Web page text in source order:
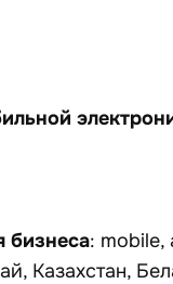
бизнеса: mobile,
Казахстан,